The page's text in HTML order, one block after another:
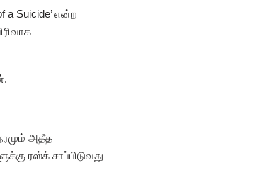
a Suicide’ என்ற
அதீத
ரஸ்க் சாப்பிடுவது